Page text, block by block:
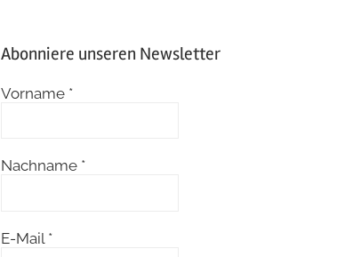
Abonniere unseren Newsletter
Vorname *
Nachname *
E-Mail *